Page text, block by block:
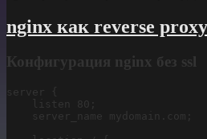
nginx как reverse proxy
Конфигурация nginx без ssl
server {
    listen 80;
    server_name mydomain.com;